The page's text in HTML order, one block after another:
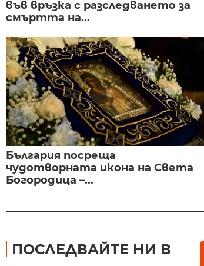
във връзка с разследването за
смъртта на...
България посреща
чудотворната икона на Света
Богородица –...
ПОСЛЕДВАЙТЕ НИ В